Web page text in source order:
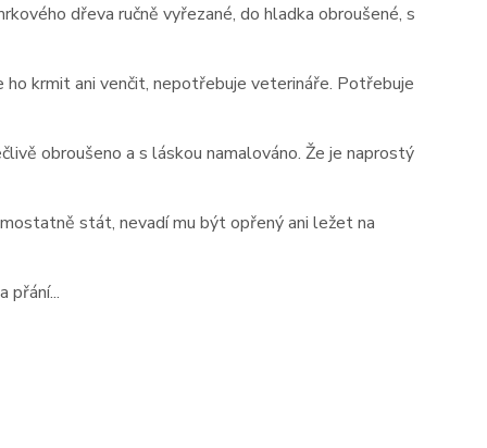
dřeva ručně vyřezané, do hladka obroušené, s
krmit ani venčit, nepotřebuje veterináře. Potřebuje
obroušeno a s láskou namalováno. Že je naprostý
stát, nevadí mu být opřený ani ležet na
přání...